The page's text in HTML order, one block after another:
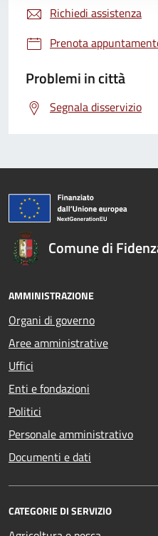
Richiedi assistenza
Prenota
Problemi in città
Segnala disservizio
Comune di
AMMINISTRAZIONE
Organi di governo
Aree amministrative
Uffici
Enti e fondazioni
Politici
Personale amministrativo
Documenti e dati
CATEGORIE DI SERVIZIO